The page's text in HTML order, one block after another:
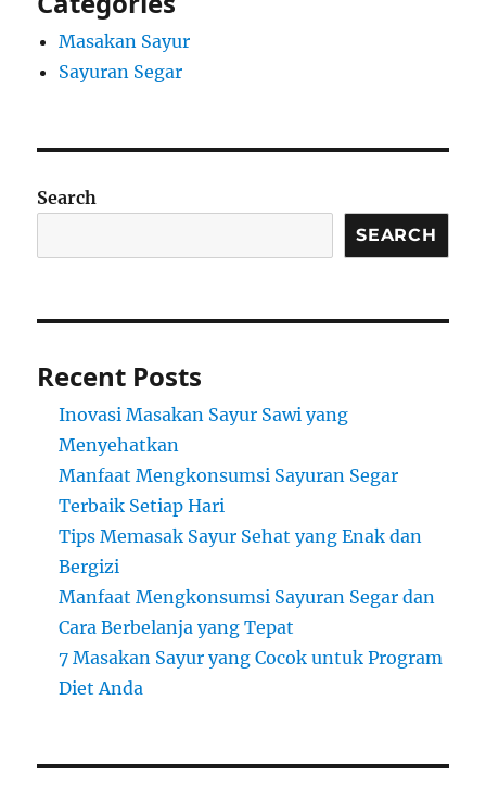
Masakan Sayur
Sayuran Segar
Search
SEARCH
Recent Posts
Inovasi Masakan Sayur Sawi yang
Menyehatkan
Manfaat Mengkonsumsi Sayuran Segar
Terbaik Setiap Hari
Tips Memasak Sayur Sehat yang Enak dan
Bergizi
Manfaat Mengkonsumsi Sayuran Segar dan
Cara Berbelanja yang Tepat
7 Masakan Sayur yang Cocok untuk Program
Diet Anda